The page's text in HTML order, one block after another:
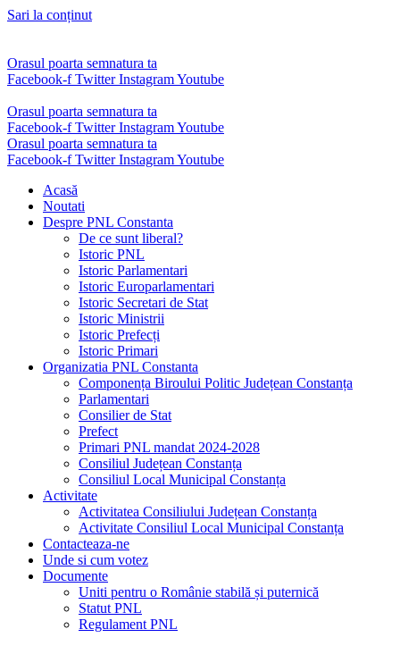
Sari la conținut
Orasul poarta semnatura ta
Facebook-f Twitter InstagramYoutube
Orasul poarta semnatura ta
Facebook-f Twitter InstagramYoutube
Orasul poarta semnatura ta
Facebook-f Twitter InstagramYoutube
Acasă
Noutati
Despre PNL Constanta
De ce sunt liberal?
Istoric PNL
Istoric Parlamentari
Istoric Europarlamentari
Istoric Secretari de Stat
Istoric Ministrii
Istoric Prefecți
Istoric Primari
Organizatia PNL Constanta
Componența Biroului Politic Județean Constanța
Parlamentari
Consilier de Stat
Prefect
Primari PNL mandat 2024-2028
Consiliul Județean Constanța
Consiliul Local Municipal Constanța
Activitate
Activitatea Consiliului Județean Constanța
Activitate Consiliul Local Municipal Constanța
Contacteaza-ne
Unde si cum votez
Documente
Uniti pentru o Românie stabilă și puternică
Statut PNL
Regulament PNL